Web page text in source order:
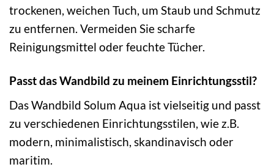
trockenen, weichen Tuch, um Staub und Schmutz
zu entfernen. Vermeiden Sie scharfe
Reinigungsmittel oder feuchte Tücher.
Passt das Wandbild zu meinem Einrichtungsstil?
Das Wandbild Solum Aqua ist vielseitig und passt
zu verschiedenen Einrichtungsstilen, wie z.B.
modern, minimalistisch, skandinavisch oder
maritim.